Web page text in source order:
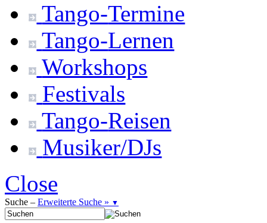
Tango-Termine
Tango-Lernen
Workshops
Festivals
Tango-Reisen
Musiker/DJs
Close
Suche – Erweiterte Suche » ▼